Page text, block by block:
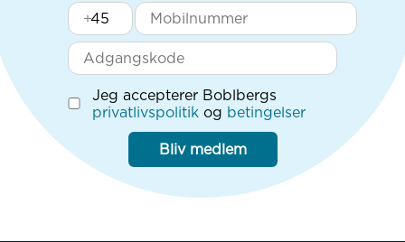
+
Jeg accepterer Boblbergs
privatlivspolitik og betingelser
Bliv medlem